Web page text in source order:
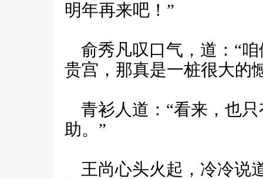
明年再来吧！”
俞秀凡叹口气，道：“
贵宫，那真是一桩很大的
青衫人道：“看来，也
助。”
王尚心头火起，冷冷说